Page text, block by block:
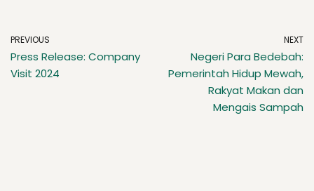
PREVIOUS
Press Release: Company
Visit 2024
NEXT
Negeri Para Bedebah:
Pemerintah Hidup Mewah,
Rakyat Makan dan
Mengais Sampah